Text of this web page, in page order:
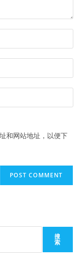
和网站地址，以便下
搜
索